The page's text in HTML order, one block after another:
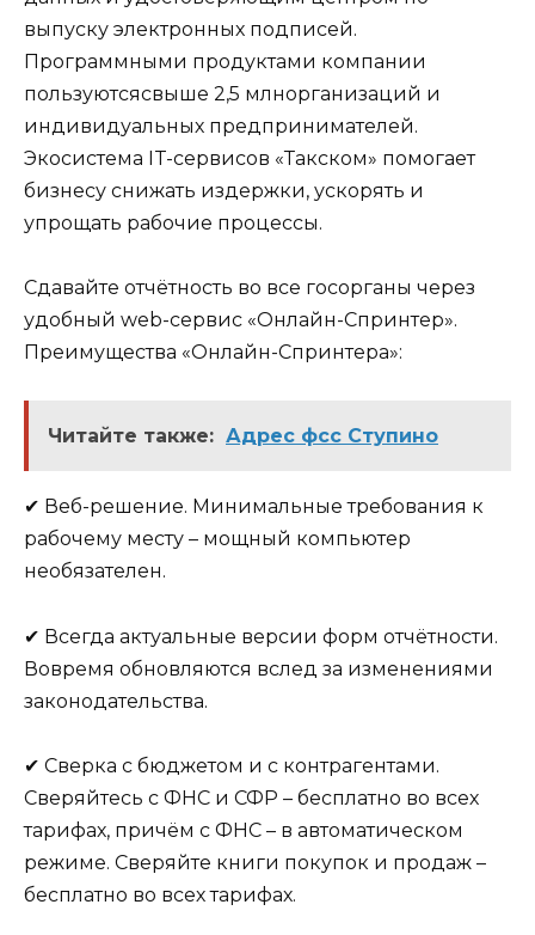
выпуску электронных подписей.
Программными продуктами компании
пользуютсясвыше 2,5 млнорганизаций и
индивидуальных предпринимателей.
Экосистема IT-сервисов «Такском» помогает
бизнесу снижать издержки, ускорять и
упрощать рабочие процессы.
Сдавайте отчётность во все госорганы через
удобный web-сервис «Онлайн-Спринтер».
Преимущества «Онлайн-Спринтера»:
Читайте также: Адрес фсс Ступино
✔ Веб-решение. Минимальные требования к
рабочему месту – мощный компьютер
необязателен.
✔ Всегда актуальные версии форм отчётности.
Вовремя обновляются вслед за изменениями
законодательства.
✔ Сверка с бюджетом и с контрагентами.
Сверяйтесь с ФНС и СФР – бесплатно во всех
тарифах, причём с ФНС – в автоматическом
режиме. Сверяйте книги покупок и продаж –
бесплатно во всех тарифах.